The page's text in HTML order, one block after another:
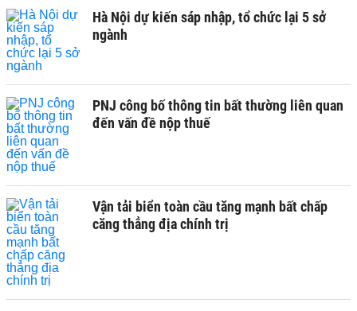
Hà Nội dự kiến sáp nhập, tổ chức lại 5 sở
ngành
PNJ công bố thông tin bất thường liên quan
đến vấn đề nộp thuế
Vận tải biển toàn cầu tăng mạnh bất chấp
căng thẳng địa chính trị